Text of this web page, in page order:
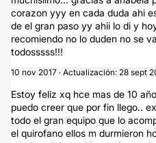
corazon yyy en cada duda ahi
de el gran paso yy ahii lo di y
recomiendo no lo duden no se
todosssss!!!
10 nov 2017 · Actualización: 28 sept
Estoy feliz xq hce mas de 10
puedo creer que por fin llego..
todo el gran equipo que lo
el quirofano ellos m durmieron